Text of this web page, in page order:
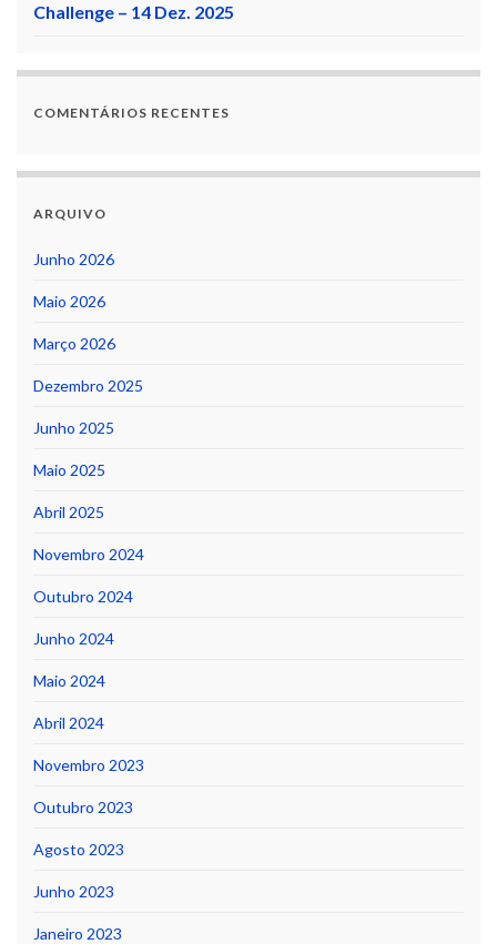
Challenge – 14 Dez. 2025
COMENTÁRIOS RECENTES
ARQUIVO
Junho 2026
Maio 2026
Março 2026
Dezembro 2025
Junho 2025
Maio 2025
Abril 2025
Novembro 2024
Outubro 2024
Junho 2024
Maio 2024
Abril 2024
Novembro 2023
Outubro 2023
Agosto 2023
Junho 2023
Janeiro 2023